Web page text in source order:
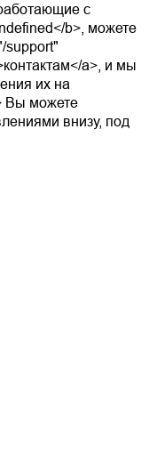
с
b>, можете
support"
a>, и мы
их на
Вы можете
внизу, под